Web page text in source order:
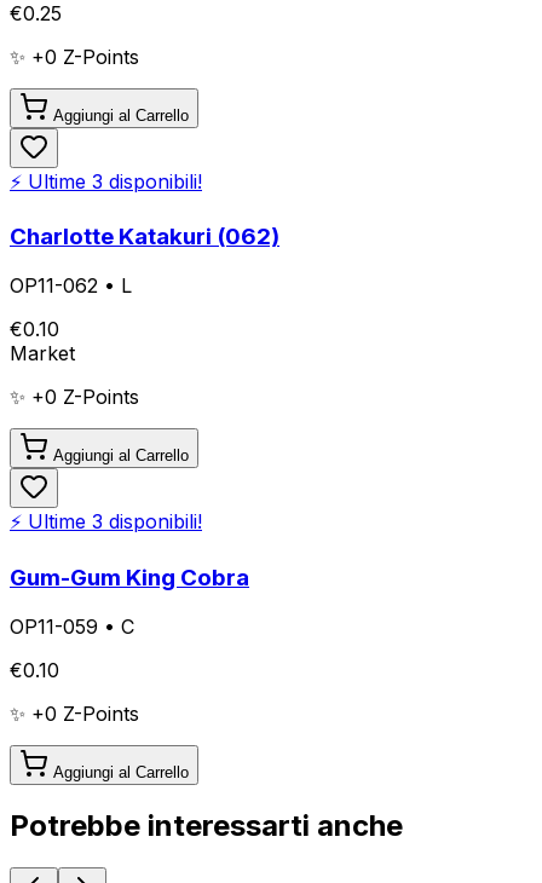
€0.25
✨ +0 Z-Points
Aggiungi al Carrello
⚡ Ultime 3 disponibili!
Charlotte Katakuri (062)
OP11-062 • L
€0.10
Market
✨ +0 Z-Points
Aggiungi al Carrello
⚡ Ultime 3 disponibili!
Gum-Gum King Cobra
OP11-059 • C
€0.10
✨ +0 Z-Points
Aggiungi al Carrello
Potrebbe interessarti anche